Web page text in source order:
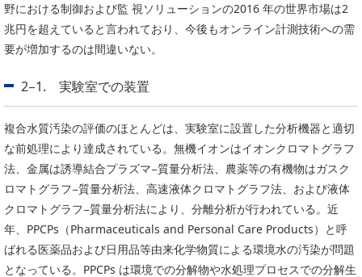
野における制御および監 視ソリューションの2016 年の世界市場は2
兆円を超えていると言われており、今後もオンライン計測技術への需
要が増加するのは間違いない。
2−1. 実験室での装置
複合水質汚染の評価のほとんどは、実験室に設置した分析機器と適切
な前処理により達成されている。無機イオンはイオンクロマトグラフ
法、金属は誘導結合プラズマ−質量分析法、農薬等の有機物はガスク
ロマトグラフ−質量分析法、高速液体クロマトグラフ法、および液体
クロマトグラフ−質量分析法により、分離分析が行われている。近
年、PPCPs（Pharmaceuticals and Personal Care Products）と呼
ばれる医薬品および日用品等由来化学物質による環境水の汚染が問題
となっている。PPCPs は環境での分解物や水処理プロセスでの分解生